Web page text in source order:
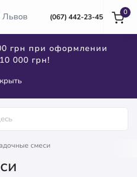
Львов (067) 442-23-45
грн при оформлении
000 грн!
0
смеси